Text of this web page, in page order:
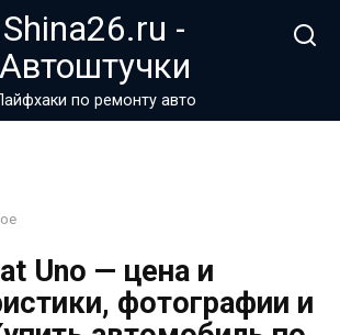
Shina26.ru -
Автоштучки
по ремонту авто
Uno — цена и
фотографии и